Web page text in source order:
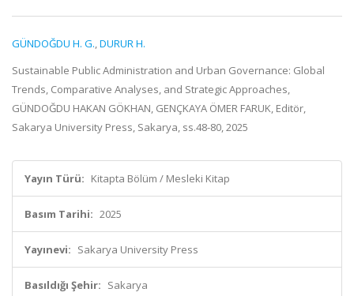
GÜNDOĞDU H. G.,DURUR H.
Sustainable Public Administration and Urban Governance: Global
Trends, Comparative Analyses, and Strategic Approaches,
GÜNDOĞDU HAKAN GÖKHAN, GENÇKAYA ÖMER FARUK, Editör,
Sakarya University Press, Sakarya, ss.48-80, 2025
Yayın Türü: Kitapta Bölüm / Mesleki Kitap
Basım Tarihi: 2025
Yayınevi: Sakarya University Press
Basıldığı Şehir: Sakarya